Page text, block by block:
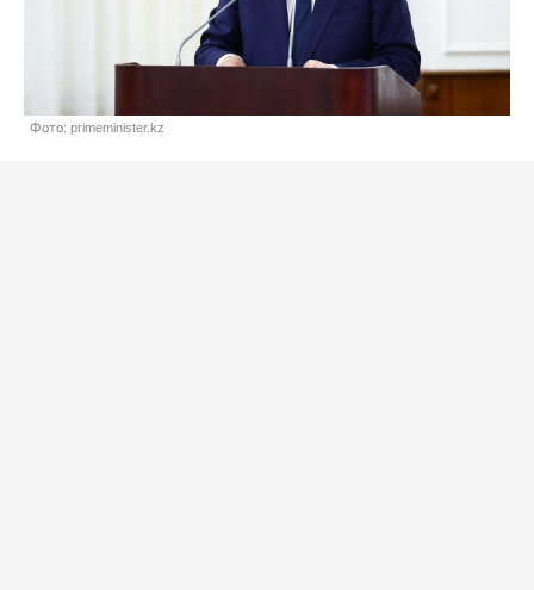
Фото: primeminister.kz